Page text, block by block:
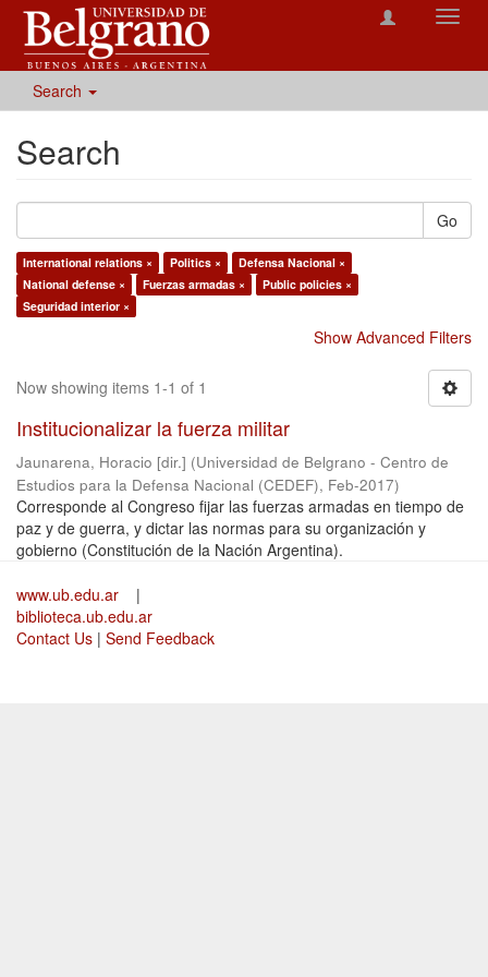
Search
Search
Go
International relations × Politics ×
Defensa Nacional ×
National defense ×
Fuerzas armadas ×
Public policies ×
Seguridad interior ×
Show Advanced Filters
Now showing items 1-1 of 1
Institucionalizar la fuerza militar
Jaunarena, Horacio [dir.] (Universidad de Belgrano - Centro de
Estudios para la Defensa Nacional (CEDEF), Feb-2017)
Corresponde al Congreso fijar las fuerzas armadas en tiempo de
paz y de guerra, y dictar las normas para su organización y
gobierno (Constitución de la Nación Argentina).
www.ub.edu.ar
|
biblioteca.ub.edu.ar
Contact Us | Send Feedback